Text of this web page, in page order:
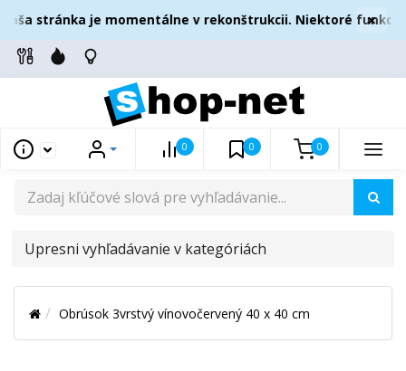
stránka je momentálne v rekonštrukcii. Niektoré funkcie
×
0 0 0
UPRESNI
V
KATEGÓRIÁCH
Obrúsok 3vrstvý vínovočervený 40 x 40 cm